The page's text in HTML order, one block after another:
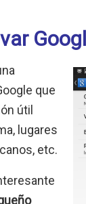
que
útil
lugares
etc.